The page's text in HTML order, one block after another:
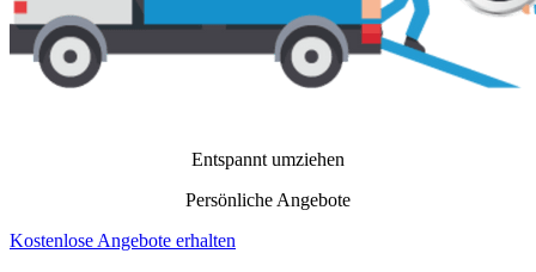
Entspannt umziehen
Persönliche Angebote
Kostenlose Angebote erhalten